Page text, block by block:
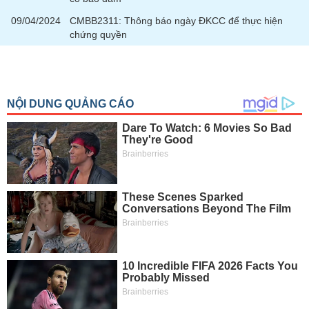
09/04/2024
CMBB2311: Thông báo ngày ĐKCC để thực hiện
chứng quyền
đầu
tư
Truyền
thông
tài
chính
Dữ
liệu